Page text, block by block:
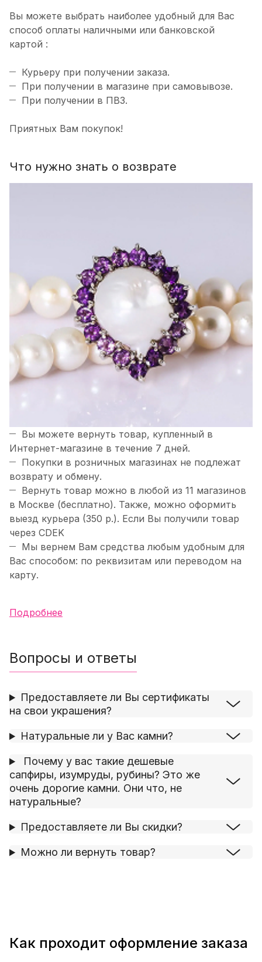
Вы можете выбрать наиболее удобный для Вас
способ оплаты наличными или банковской
картой :
Курьеру при получении заказа.
При получении в магазине при самовывозе.
При получении в ПВЗ.
Приятных Вам покупок!
Что нужно знать о возврате
Вы можете вернуть товар, купленный в
Интернет-магазине в течение 7 дней.
Покупки в розничных магазинах не подлежат
возврату и обмену.
Вернуть товар можно в любой из 11 магазинов
в Москве (бесплатно). Также, можно оформить
выезд курьера (350 р.). Если Вы получили товар
через CDEK
Мы вернем Вам средства любым удобным для
Вас способом: по реквизитам или переводом на
карту.
Подробнее
Вопросы и ответы
Предоставляете ли Вы сертификаты
на свои украшения?
Натуральные ли у Вас камни?
Почему у вас такие дешевые
сапфиры, изумруды, рубины? Это же
очень дорогие камни. Они что, не
натуральные?
Предоставляете ли Вы скидки?
Можно ли вернуть товар?
Как проходит оформление заказа